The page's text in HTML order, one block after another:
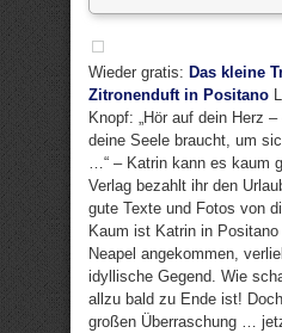
Wieder gratis: Das kleine
Zitronenduft in Positano
Knopf: „Hör auf dein Herz
deine Seele braucht, um
…“ – Katrin kann es kaum
Verlag bezahlt ihr den
gute Texte und Fotos von
Kaum ist Katrin in
Neapel angekommen,
idyllische Gegend. Wie
allzu bald zu Ende ist!
großen Überraschung …